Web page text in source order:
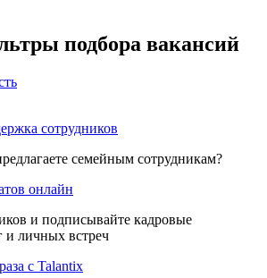
подбора вакансий
сотрудников
семейным сотрудникам?
онлайн
и подписывайте кадровые
и личных встреч
с Talantix